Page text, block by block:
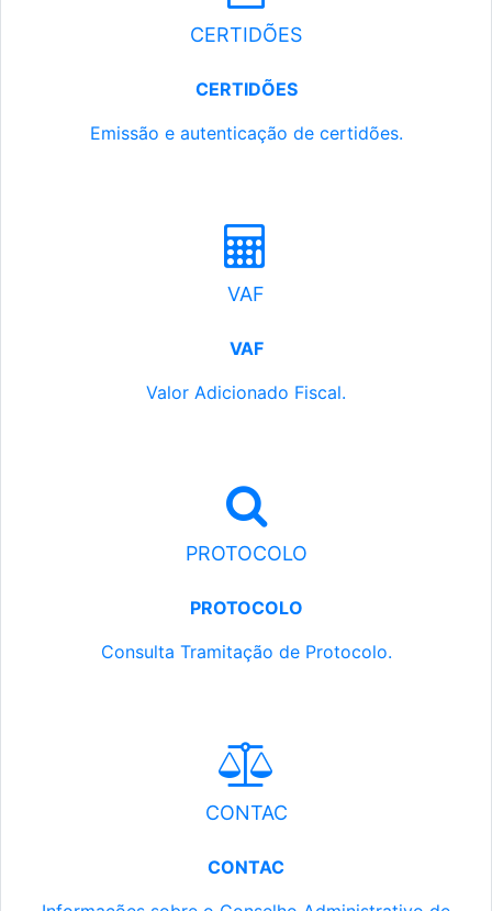
CERTIDÕES
CERTIDÕES
Emissão e autenticação de certidões.
VAF
VAF
Valor Adicionado Fiscal.
PROTOCOLO
PROTOCOLO
Consulta Tramitação de Protocolo.
CONTAC
CONTAC